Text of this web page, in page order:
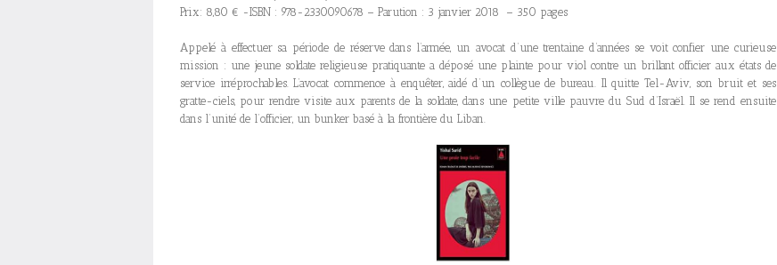
Prix: 8,80 € -ISBN : 978-2330090678 – Parution : 3 janvier 2018 – 350 pages
Appelé à effectuer sa période de réserve dans l’armée, un avocat d’une trentaine d’années se voit confier une curieuse
mission : une jeune soldate religieuse pratiquante a déposé une plainte pour viol contre un brillant officier aux états de
service irréprochables. L’avocat commence à enquêter, aidé d’un collègue de bureau. Il quitte Tel-Aviv, son bruit et ses
gratte-ciels, pour rendre visite aux parents de la soldate, dans une petite ville pauvre du Sud d’Israël. Il se rend ensuite
dans l’unité de l’officier, un bunker basé à la frontière du Liban.